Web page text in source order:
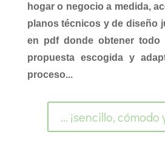
hogar o negocio a medida,
planos técnicos y de diseño
en pdf donde obtener
propuesta escogida y
proceso...
... ¡sencillo, cómodo